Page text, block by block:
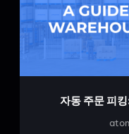
자동 주문 피